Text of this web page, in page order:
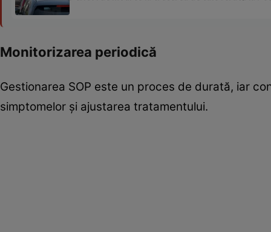
Monitorizarea periodică
Gestionarea SOP este un proces de durată, iar
simptomelor și ajustarea tratamentului.